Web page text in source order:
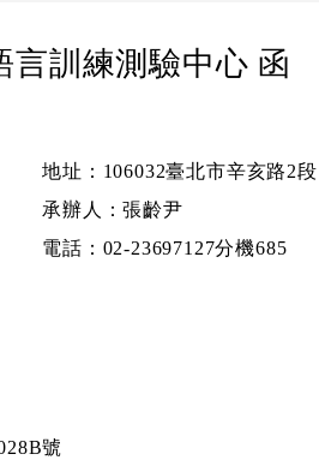
言訓練測驗中心 函
地址：106032臺北市辛亥路2
承辦人：張齡尹
電話：02-23697127分機685
號